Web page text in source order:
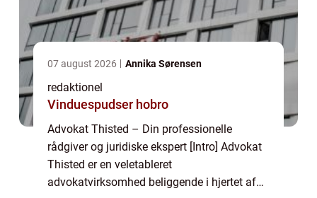
07 august 2026 Annika Sørensen
redaktionel
Vinduespudser hobro
Advokat Thisted – Din professionelle
rådgiver og juridiske ekspert [Intro] Advokat
Thisted er en veletableret
advokatvirksomhed beliggende i hjertet af